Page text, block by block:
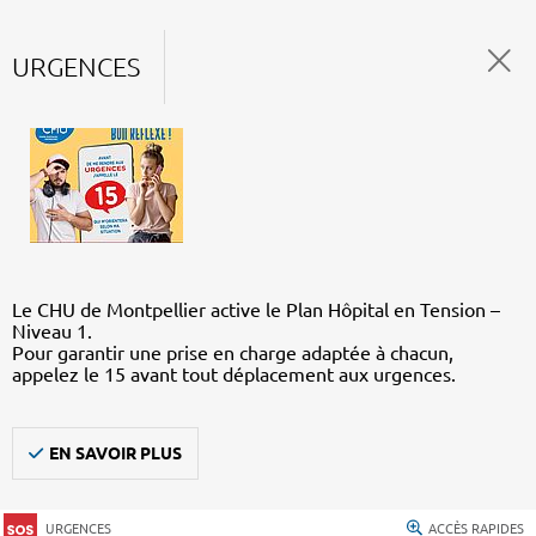
URGENCES
Le CHU de Montpellier active le Plan Hôpital en Tension –
Niveau 1.
Pour garantir une prise en charge adaptée à chacun,
appelez le 15 avant tout déplacement aux urgences.
EN SAVOIR PLUS
URGENCES ACCÈS RAPIDES